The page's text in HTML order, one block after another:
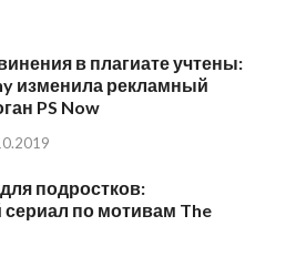
в плагиате учтены:
изменила рекламный
PS Now
подростков:
по мотивам The